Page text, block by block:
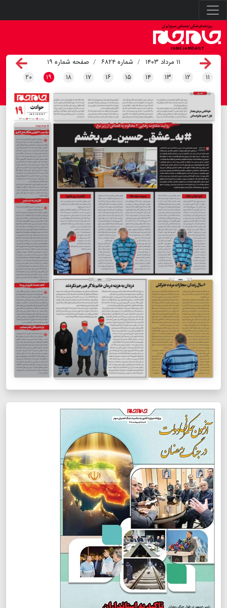
۱۱ مرداد ۱۴۰۳ شماره ۶۸۲۴
صفحه شماره ۱۹
۱۱ ۱۲ ۱۳ ۱۴ ۱۵ ۱۶ ۱۷ ۱۸ ۱۹ ۲۰